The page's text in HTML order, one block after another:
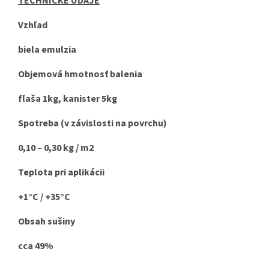
Vzhľad
biela emulzia
Objemová hmotnosť balenia
fľaša 1kg, kanister 5kg
Spotreba (v závislosti na povrchu)
0,10 – 0,30 kg / m2
Teplota pri aplikácii
+1°C / +35°C
Obsah sušiny
cca 49%